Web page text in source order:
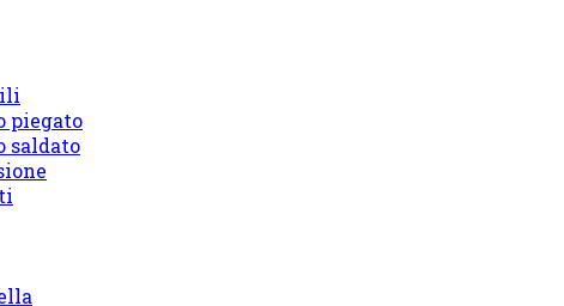
piegato
saldato